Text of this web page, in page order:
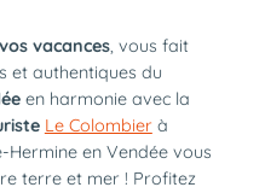
vacances, vous fait
et authentiques du
en harmonie avec la
Le Colombier à
en Vendée vous
terre et mer ! Profitez